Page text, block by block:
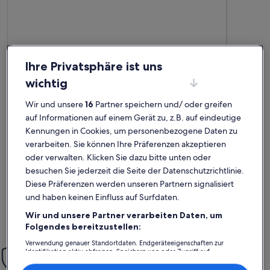
Weitere Infos zu Charming Apartment Near City Center Of
Premium-Gastgeber
Stilvoll wohnen in Kopenhagen
Außergewöhnlich
außergewöhnlich
30 Bewertungen
(30
bewertungen)
Vielen Dank an Kirsten und Sören,wir hatten ein paar
wunderschöne Tage in Kopenhagen. Nach einer sehr netten
Einweisung durch die Gastgeber haben wir uns in der
liebevoll und inspirierend eingerichteten, sehr ruhig
gelegenen Wohnung rundum wohlgefühlt.Gerne
wieder!Detlev und Eike
Detlev B.
Aufenthalt im Juli 2025
Weitere
Alle
erfüllt
Einfach sorglos
Mit unserer Mit-Vertrauen-Buchen-Garantie bieten wir dir rund
Ihre Privatsphäre ist uns
wichtig
Wir und unsere16 Partner speichern und/ oder greifen
auf Informationen auf einem Gerät zu, z.B. auf eindeutige
Kennungen in Cookies, um personenbezogene Daten zu
verarbeiten. Sie können Ihre Präferenzen akzeptieren
oder verwalten. Klicken Sie dazu bitte unten oder
besuchen Sie jederzeit die Seite der Datenschutzrichtlinie.
Diese Präferenzen werden unseren Partnern signalisiert
und haben keinen Einfluss auf Surfdaten.
Wir und unsere Partner verarbeiten Daten, um
Folgendes bereitzustellen:
Verwendung genauer Standortdaten. Endgeräteeigenschaften zur
Identifikation aktiv abfragen. Speichern von oder Zugriff auf
Inhalte, Messung von Werbeleistung und der Performance von Inhalten,